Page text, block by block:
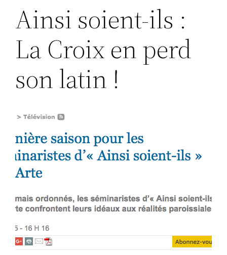
Ainsi soient-ils :
La Croix en perd
son latin !